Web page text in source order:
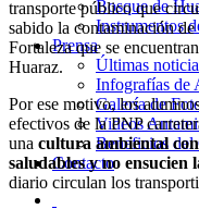
Bosque de
Instrumentos
Prensa
Últimas
Infografías de
Galería de
Videos
Beneficios del
Contacto
transporte público que
sabido la contaminación
Fortaleza que se
Huaraz.
Por ese motivo, los
efectivos de la PNP
una cultura ambiental
saludables y no ensucien
diario circulan los